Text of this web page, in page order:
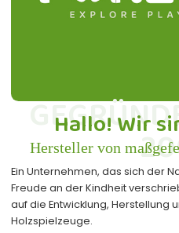
Hallo! Wir
Hersteller von
Ein Unternehmen, das sich der
Freude an der Kindheit
auf die Entwicklung, Herstellung
Holzspielzeuge.